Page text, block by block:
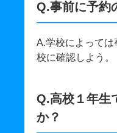
Q.事前に予約
A.学校によって
校に確認しよう。
Q.高校１年生
か？